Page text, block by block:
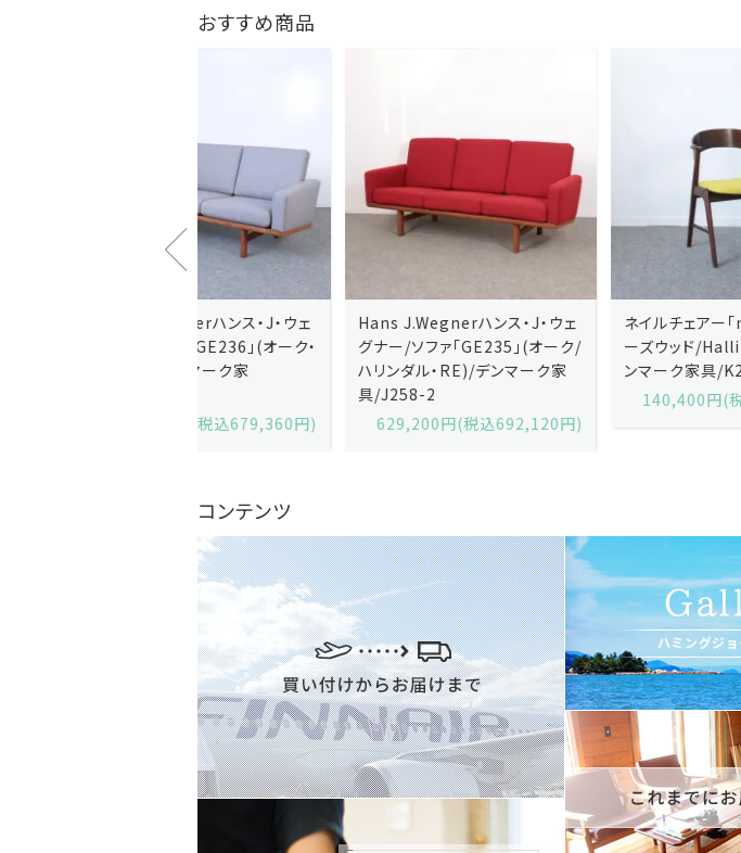
おすすめ商品
Hans J.Wegnerハンス・J・ウェ
グナー/ソファ「GE235」(オーク/
ハリンダル・RE)/デンマーク家
629,200円(税込692,120円)
ネイルチェアー「model32」（ロ
ーズウッド/Hallingdal・YE）/デ
ンマーク家具/K252-43a
140,400円(税込154,440円)
コンテンツ